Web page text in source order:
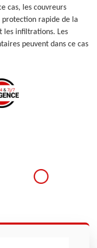
cas, les couvreurs
rapide de la
les infiltrations. Les
peuvent dans ce cas